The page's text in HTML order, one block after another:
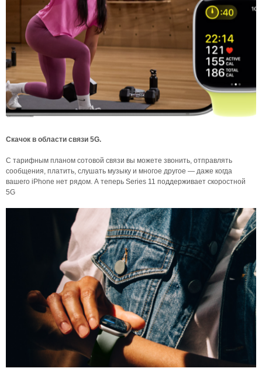
Скачок в области связи 5G.
С тарифным планом сотовой связи вы можете звонить, отправлять
сообщения, платить, слушать музыку и многое другое — даже когда
вашего iPhone нет рядом. А теперь Series 11 поддерживает скоростной
5G